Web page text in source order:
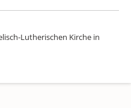
Lutherischen Kirche in